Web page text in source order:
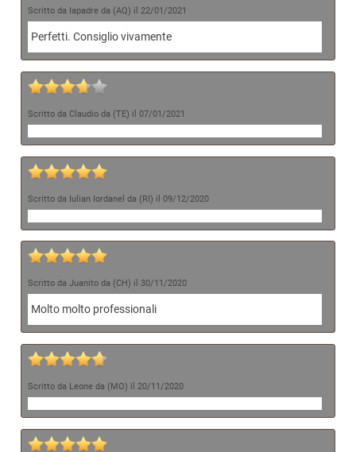
Scritto da Iapadre da (AQ) il 22/01/2021
Perfetti. Consiglio vivamente
Scritto da Claudio da (TE) il 07/01/2021
Scritto da Iulian Iordanel da (RI) il 09/12/2020
Scritto da Juanito da (CH) il 30/11/2020
Molto molto professionali
Scritto da Leone da (MO) il 20/11/2020